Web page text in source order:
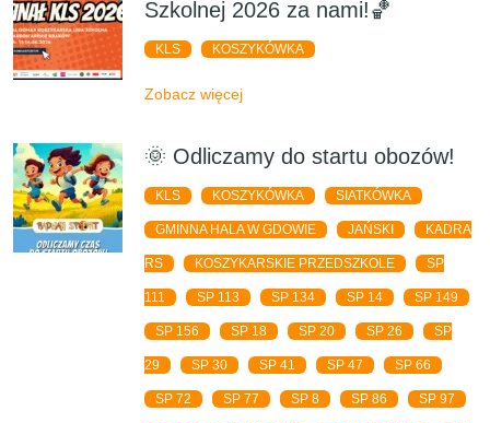
Szkolnej 2026 za nami!🏀
KLS KOSZYKÓWKA
Zobacz więcej
🌞 Odliczamy do startu obozów!
KLS KOSZYKÓWKA SIATKÓWKA
GMINNA HALA W GDOWIE JAŃSKI KADRA
RS KOSZYKARSKIE PRZEDSZKOLE SP
111 SP 113 SP 134 SP 14 SP 149
SP 156 SP 18 SP 20 SP 26 SP
29 SP 30 SP 41 SP 47 SP 66
SP 72 SP 77 SP 8 SP 86 SP 97